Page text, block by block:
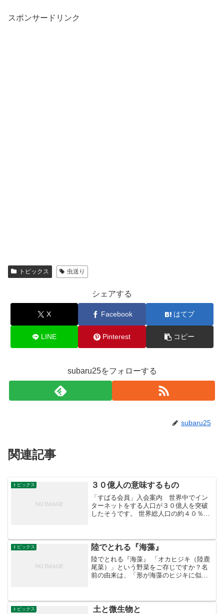
スポンサードリンク
トピックス 虫送り
シェアする
X Facebook はてブ
LINE Pinterest コピー
subaru25をフォローする
subaru25
関連記事
トピックス ３０億人の意味するもの
「すばる会員」入会案内 世界中でイン
ターネットをする人口が３０億人を突破
したそうです。 世界総人口の約４０％を
のシェアが高い。 ...
トピックス 陸でとれる『海藻』
陸でとれる『海藻』 「オカヒジキ（陸鹿
尾菜）」という野菜をご存じですか？名
前の由来は、「形が海藻のヒジキに似て
しにして食べるのが一般的ですが、サラ
ダや天ぷらにも使われま...
トピックス 土と微生物と